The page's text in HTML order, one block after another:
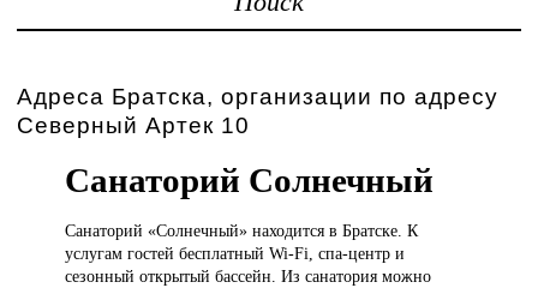
Адреса Братска, организации по адресу
Северный Артек 10
Санаторий Солнечный
Санаторий «Солнечный»находится в Братске. К
услугам гостей бесплатный Wi-Fi, спа-центр и
сезонный открытый бассейн. Из санатория можно